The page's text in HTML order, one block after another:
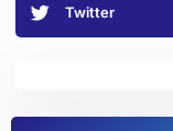
Twitter